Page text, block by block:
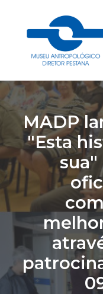
Início
Sobre
Explore
Acervo
Projetos
Gestão do Arquivo
Conecte
MADP
"Esta
sua"